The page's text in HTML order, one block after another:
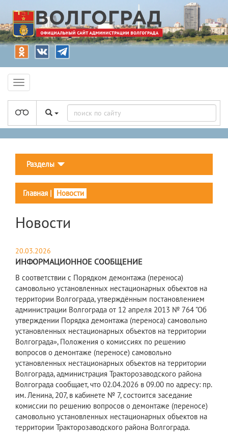
Разделы
Главная | Новости
Новости
20.03.2026
ИНФОРМАЦИОННОЕ СООБЩЕНИЕ
В соответствии с Порядком демонтажа (переноса)
самовольно установленных нестационарных объектов на
территории Волгограда, утверждённым постановлением
администрации Волгограда от 12 апреля 2013 № 764 "Об
утверждении Порядка демонтажа (переноса) самовольно
установленных нестационарных объектов на территории
Волгограда», Положения о комиссиях по решению
вопросов о демонтаже (переносе) самовольно
установленных нестационарных объектов на территории
Волгограда, администрация Тракторозаводского района
Волгограда сообщает, что 02.04.2026 в 09.00 по адресу: пр.
им. Ленина, 207, в кабинете № 7, состоится заседание
комиссии по решению вопросов о демонтаже (переносе)
самовольно установленных нестационарных объектов на
территории Тракторозаводского района Волгограда.